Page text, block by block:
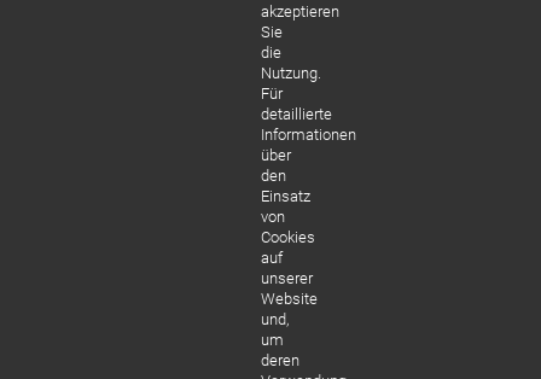
Zsuzsanna Szilágyi erzählt aus ihrem
Sedlmeier Dental
akzeptieren
Sie
die
Nutzung.
Für
detaillierte
Informationen
über
den
Einsatz
von
Cookies
auf
unserer
Website
und,
um
deren